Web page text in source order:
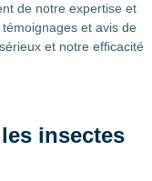
de notre expertise et
et avis de
et notre efficacité
insectes